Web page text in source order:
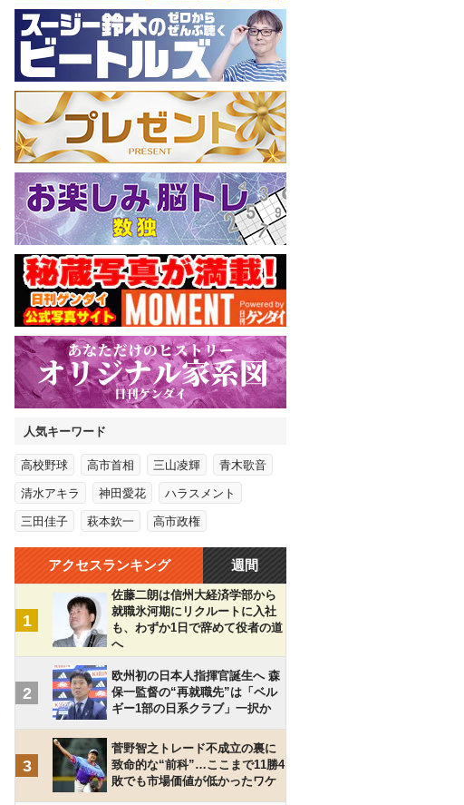
人気キーワード
高校野球 高市首相 三山凌輝 青木歌音
清水アキラ 神田愛花 ハラスメント
三田佳子 萩本欽一 高市政権
アクセスランキング 週間
1
佐藤二朗は信州大経済学部から
就職氷河期にリクルートに入社
も、わずか1日で辞めて役者の道
へ
2
欧州初の日本人指揮官誕生へ 森
保一監督の“再就職先”は「ベル
ギー1部の日系クラブ」一択か
3
菅野智之トレード不成立の裏に
致命的な“前科”…ここまで11勝4
敗でも市場価値が低かったワケ